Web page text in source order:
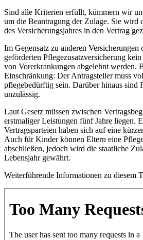
Sind alle Kriterien erfüllt, kümmern wir
um die Beantragung der Zulage. Sie wird
des Versicherungsjahres in den Vertrag
Im Gegensatz zu anderen Versicherungen
geförderten Pflegezusatzversicherung
von Vorerkrankungen abgelehnt werden.
Einschränkung: Der Antragsteller muss
pflegebedürftig sein. Darüber hinaus sind
unzulässig.
Laut Gesetz müssen zwischen
erstmaliger Leistungen fünf Jahre liegen.
Vertragsparteien haben sich auf eine
Auch für Kinder können Eltern eine
abschließen, jedoch wird die staatliche
Lebensjahr gewährt.
Weiterführende Informationen zu diesem